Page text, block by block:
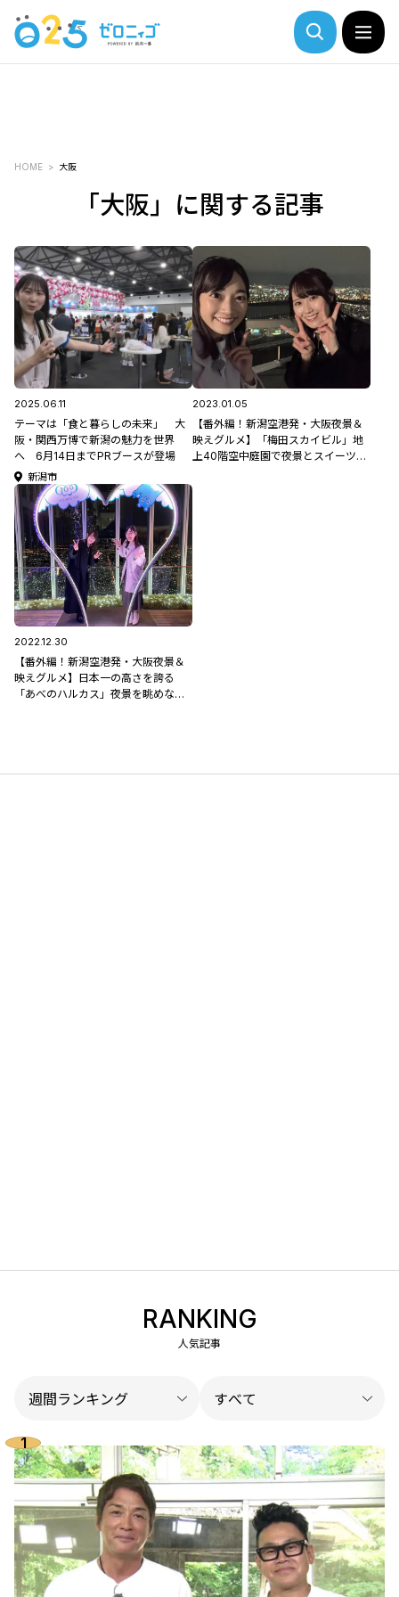
HOME 大阪
「大阪」に関する記事
2025.06.11
テーマは「食と暮らしの未来」 大
阪・関西万博で新潟の魅力を世界
へ 6月14日までPRブースが登場
新潟市
2023.01.05
【番外編！新潟空港発・大阪夜景＆
映えグルメ】「梅田スカイビル」地
上40階空中庭園で夜景とスイーツ
2022.12.30
【番外編！新潟空港発・大阪夜景＆
映えグルメ】日本一の高さを誇る
「あべのハルカス」夜景を眺めなが
RANKING
人気記事